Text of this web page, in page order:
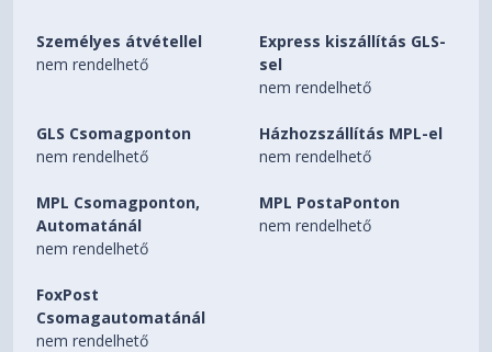
Nem
Színskála 62.5% sRGB
Minimális méretek (sz x h x m)
35,94 x 25,1 x 1,7 cm (hátul);
Személyes átvétellel
nem rendelhető
Express kiszállítás GLS-
sel
nem rendelhető
GLS Csomagponton
nem rendelhető
Házhozszállítás MPL-el
nem rendelhető
MPL Csomagponton,
Automatánál
nem rendelhető
MPL PostaPonton
nem rendelhető
FoxPost
Csomagautomatánál
nem rendelhető